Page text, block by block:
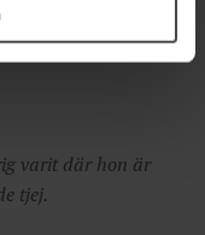
sug- och
fyra månader
varit där hon är
tjej.